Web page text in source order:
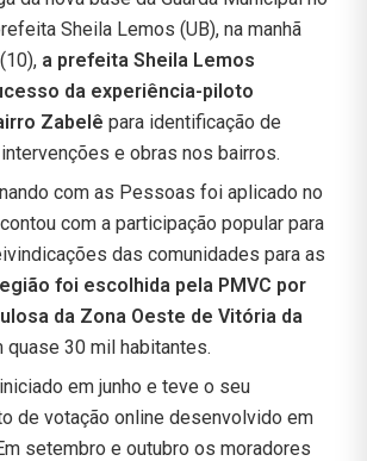
Sheila Lemos (UB), na manhã
a prefeita Sheila Lemos
da experiência-piloto
Zabelê para identificação de
e obras nos bairros.
com as Pessoas foi aplicado no
com a participação popular para
das comunidades para as
foi escolhida pela PMVC por
da Zona Oeste de Vitória da
quase 30 mil habitantes.
em junho e teve o seu
de votação online desenvolvido em
setembro e outubro os moradores